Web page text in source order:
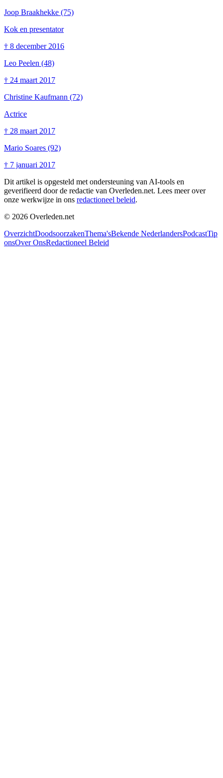
Joop Braakhekke (75)
Kok en presentator
† 8 december 2016
Leo Peelen (48)
† 24 maart 2017
Christine Kaufmann (72)
Actrice
† 28 maart 2017
Mario Soares (92)
† 7 januari 2017
Dit artikel is opgesteld met ondersteuning van AI-tools en
geverifieerd door de redactie van Overleden.net. Lees meer over
onze werkwijze in ons redactioneel beleid.
© 2026 Overleden.net
OverzichtDoodsoorzakenThema'sBekende NederlandersPodcastTip
onsOver OnsRedactioneel Beleid